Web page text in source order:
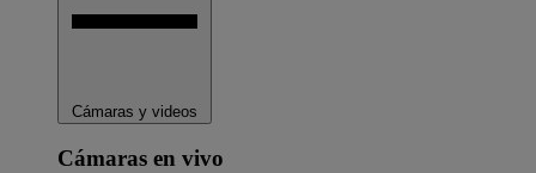
Cámaras y videos
Cámaras en vivo